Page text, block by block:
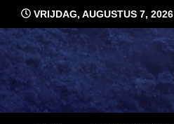
inhoud
VRIJDAG, AUGUSTUS 7, 2026